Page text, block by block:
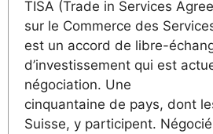
TISA (Trade in Services
sur le Commerce des
est un accord de libre-
d’investissement qui est
négociation. Une
cinquantaine de pays, dont
Suisse, y participent.